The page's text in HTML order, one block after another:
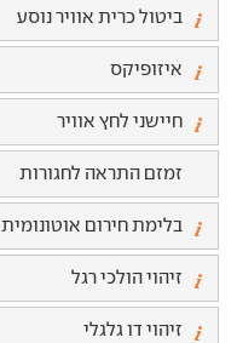
ביטול כרית אוויר נוסע
איזופיקס
חיישני לחץ אוויר
זמזם התראה לחגורות
בלימת חירום אוטונומית
זיהוי הולכי רגל
זיהוי דו גלגלי